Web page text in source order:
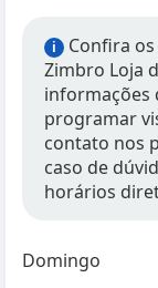
i
Confira
Zimbro Loja
informações
programar
contato nos
caso de
horários
Domingo